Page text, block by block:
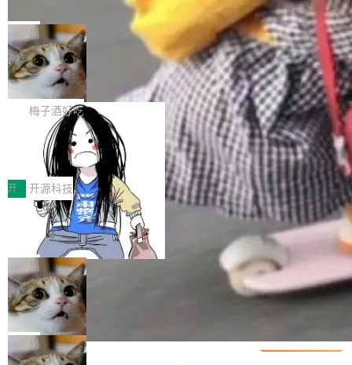
级应用，企业在规模化落地过程中，对安全性、
可控性和代码质量提出了更高要求。 首先是数据
安全与合规要求。对于大多数普通研发场景，公
有云模型能够满足快速试用和效率提升的需求。
但对于金融、能源、医疗等对数据安全要求较...
AI算力网关（AI创新平台）成功入选！ 随着各行
各业的Agent走向规模化建设，算力构成形态逐
渐丰富，用户关注的重点也在发生变化：不只是
让AI用起来，还要进一步看清混合算力时代下，
Token花在哪里、算力是否被充分利用，以及持
续增长的AI成本该如何优化。 深信服AI算力网关
正是围绕这些实际问题，从Token治理和成本治
理两个方面，让用户的每一份算力都看得清、管
得住、用得稳、省得下、更安全！ 一、从现在开
始，Token使用一目...
束，一个实验室的开始
Google 员工编号 20。MapReduce 作者之一。
Bigtable 作者之一。TensorFlow 的作者之一。
Gemini 的架构师。Google 首席科学家。 Jeff D
ean 在 Google 工作了 27 年后，宣布离职。 他
不是一个人走。一同离开的还有 Sanjay Ghema
wat（Google 员工编号 23，Jeff Dean 二十多
年的编程搭档，MapReduce 和 Bigtable 的共同
作者）、Quoc Le（Google 大脑核心成员，Se
q2Seq 和 DocAI 的共同发明人）以及 Oriol Vin
yals（Gemini 联合负责人，AlphaSta...
局
🔥 SolonCode v2026.8.4 发布：界面
字体可调、22 种语言、记忆搜索增强
打开终端就能上岗的全中文编码智能体，这一轮
把「看得清、用母语、记得住」三件事一次补
齐。 SolonCode 是什么 SolonCode 是杭州无
耳科技研发的企业级终端编码智能体——一位全
中文驱动的数字员工，自主理解需求、规划步
骤、编写代码。不挑模型、不挑平台，curl 一行
装完即用。 开源地址：Gitee · GitCode · GitHu
b 安装 支持 Java 8+（8~26）、macOS / Linu
x / Windows / Harmony PC。 # macOS / Linu
x / Harmony PC curl -fsSL https://solon.noea
r.org/solon...
梅子酒好吃
让“代码语义理解”深度释放AI Coding
价值潜能：华为云码道（CodeArts）
代码仓技术解析
一、代码仓深度理解技术的作用与价值 在软件工
程实践中，代码仓是企业核心知识资产的主要载
体。企业级代码仓库通常包含数十万乃至数百万
个文件，其规模远超单次模型调用可承载的上下
文窗口。随着项目规模的持续扩张与代码历史的
不断累积，代码仓中的模块关系、接口契约、业
务逻辑等关键信息往往分散于数十乃至数百个文
件之中，形成高度复杂的知识关联网络。传统的
代码检索手段（如关键词匹配、目录遍历）仅能
在语法层面完成文本定位，难以触及代码的语义
内涵与结构关联，导致开发者使用代码智能体在
开 开源科技
一条“删库”命令跑 17 小时，算法工程
师删光 89TB 数据只为干私活
最高人民检察院8月4日公布了一起案件：北京一
名90后算法工程师王某，为了给自己接的私活腾
服务器空间，删光了公司AI游戏部门的全部核心
数据。 王某2024年1月入职东城区某科技公司AI
短剧部门，有互联网大厂背景。在公司内部架构
调整期间，部门三次通知全员将数据从A集群迁
移到B集群，王某都回复了"收到"。 他没有迁移
局
Cloudflare 分享推理优化实践：KV ca
che 量化 + 权重压缩，吞吐量提升 4
1%，成本降 30%
Kimi 和 GLM 是当前最强的大模型系列之一，但
它们有一个共同的问题：太吃显存了。月之暗面
的 Kimi K 系列和智谱的 GLM 都是长上下文、M
局